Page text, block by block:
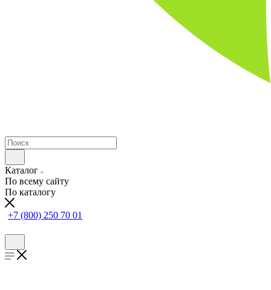
Каталог
По всему сайту
По каталогу
+7 (800) 250 70 01